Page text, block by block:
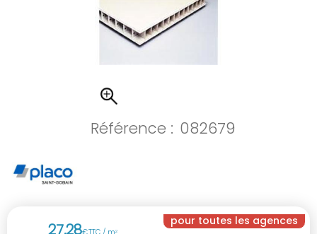
Référence : 082679
27,28 2
pour toutes les agences